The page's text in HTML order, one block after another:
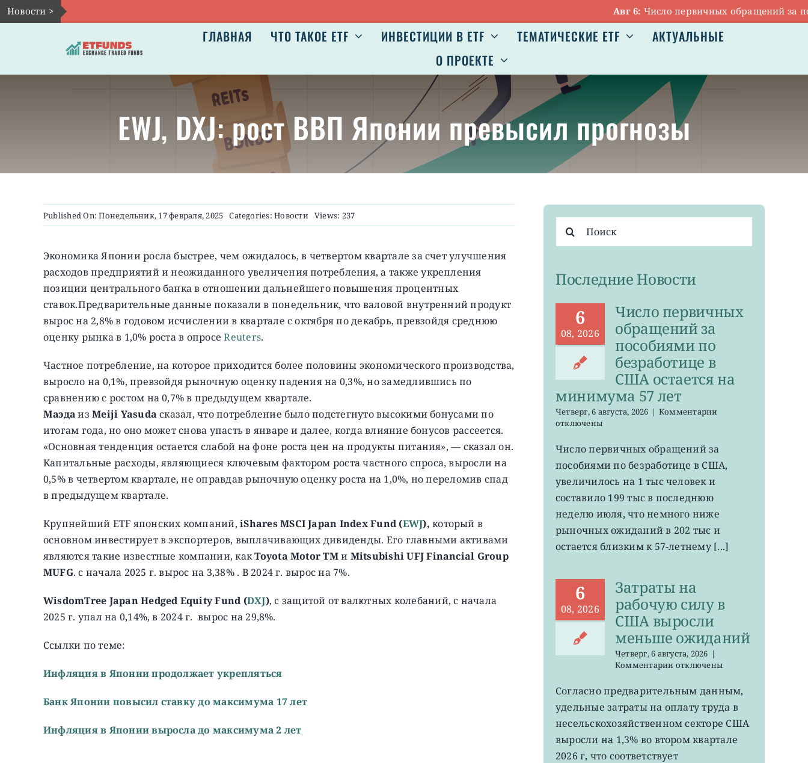
Skip
to
Новости > Авг 6:Число первичных обращений за
ГЛАВНАЯ ЧТО ТАКОЕ ETF ИНВЕСТИЦИИ В ETF ТЕМАТИЧЕСКИЕ ETF
АКТУАЛЬНЫЕ
О ПРОЕКТЕ
EWJ, DXJ: рост ВВП Японии превысил прогнозы
Published On: Понедельник, 17 февраля, 2025 Categories:Новости Views: 237
Экономика Японии росла быстрее, чем ожидалось, в четвертом квартале за счет улучшения
расходов предприятий и неожиданного увеличения потребления, а также укрепления
позиции центрального банка в отношении дальнейшего повышения процентных
ставок.Предварительные данные показали в понедельник, что валовой внутренний продукт
вырос на 2,8% в годовом исчислении в квартале с октября по декабрь, превзойдя среднюю
оценку рынка в 1,0% роста в опросеReuters.
Частное потребление, на которое приходится более половины экономического производства,
выросло на 0,1%, превзойдя рыночную оценку падения на 0,3%, но замедлившись по
сравнению с ростом на 0,7% в предыдущем квартале.
МаэдаизMeiji Yasuda сказал, что потребление было подстегнуто высокими бонусами по
итогам года, но оно может снова упасть в январе и далее, когда влияние бонусов рассеется.
«Основная тенденция остается слабой на фоне роста цен на продукты питания», — сказал он.
Капитальные расходы, являющиеся ключевым фактором роста частного спроса, выросли на
0,5% в четвертом квартале, не оправдав рыночную оценку роста на 1,0%, но переломив спад
в предыдущем квартале.
Крупнейший ETF японских компаний, iShares MSCI Japan Index Fund (EWJ), который в
основном инвестирует в экспортеров, выплачивающих дивиденды. Его главными активами
являются такие известные компании, какToyota Motor TMи Mitsubishi UFJ Financial Group
MUFG. с начала 2025 г. вырос на 3,38% . В 2024 г. вырос на 7%.
WisdomTree Japan Hedged Equity Fund (DXJ), c защитой от валютных колебаний, с начала
2025 г. упал на 0,14%, в 2024 г. вырос на 29,8%.
Ссылки по теме:
Инфляция в Японии продолжает укрепляться
Банк Японии повысил ставку до максимума 17 лет
Инфляция в Японии выросла до максимума 2 лет
поиска:
Последние Новости
6
08, 2026
Число первичных
обращений за
пособиями по
безработице в
США остается на
минимума 57 лет
Четверг, 6 августа, 2026 | Комментариик
первичных
за
в
остается
на
отключены
Число первичных обращений за
пособиями по безработице в США,
увеличилось на 1 тыс человек и
составило 199 тыс в последнюю
неделю июля, что немного ниже
рыночных ожиданий в 202 тыс и
остается близким к 57-летнему [...]
6
08, 2026
Затраты на
рабочую силу в
США выросли
меньше ожиданий
Четверг, 6 августа, 2026 |
Комментариик
Затраты
рабочую
силу
США
выросли
отключены
Согласно предварительным данным,
удельные затраты на оплату труда в
несельскохозяйственном секторе США
выросли на 1,3% во втором квартале
2026 г, что соответствует